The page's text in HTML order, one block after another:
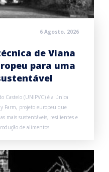
6 Agosto, 2026
de Viana
para uma
Castelo (UNIPVC) é a única
Farm, projeto europeu que
mais sustentáveis, resilientes e
de alimentos.